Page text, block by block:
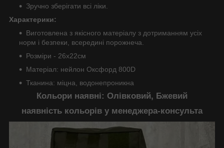
Зручно зберігати всі ліки.
Характерики:
Виготовлена з якісного матеріалу з дотриманням усіх
норм і безпеки, всередині порожнеча.
Розміри - 26х22см
Матеріал: нейлон Оксфорд 800D
Тканина: міцна, водонепроникна
Кольори наявні: Олівковий, Бжевий
наявність кольорів у менеджера-консульта